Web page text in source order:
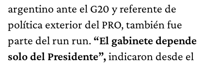
argentino ante el G20 y referente de
política exterior del PRO, también fue
parte del run run. “El gabinete depende
solo del Presidente”,indicaron desde el